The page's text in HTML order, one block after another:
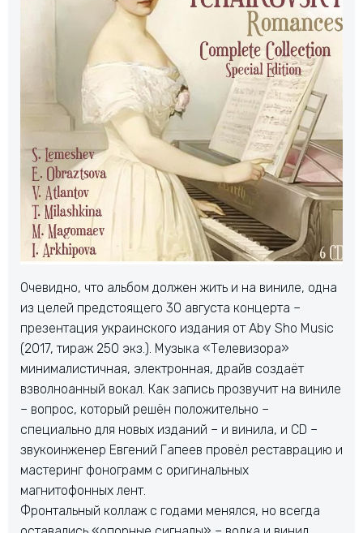
Очевидно, что альбом должен жить и на виниле, одна
из целей предстоящего 30 августа концерта –
презентация украинского издания от Aby Sho Music
(2017, тираж 250 экз.). Музыка «Телевизора»
минималистичная, электронная, драйв создаёт
взволноанный вокал. Как запись прозвучит на виниле
– вопрос, который решён положительно –
специально для новых изданий – и винила, и CD –
звукоинженер Евгений Гапеев провёл реставрацию и
мастеринг фонограмм с оригинальных
магнитофонных лент.
Фронтальный коллаж с годами менялся, но всегда